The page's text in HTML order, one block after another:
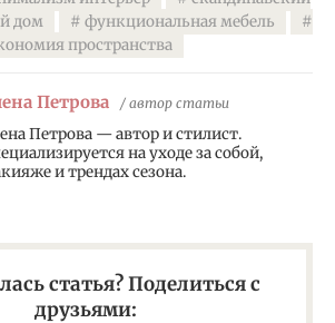
дом
функциональная мебель
пространства
Петрова / автор статьи
Петрова — автор и стилист.
на уходе за собой,
и трендах сезона.
статья? Поделиться с
друзьями: